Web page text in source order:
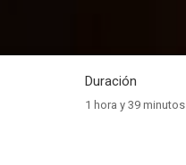
Duración
1 hora y 39 minutos